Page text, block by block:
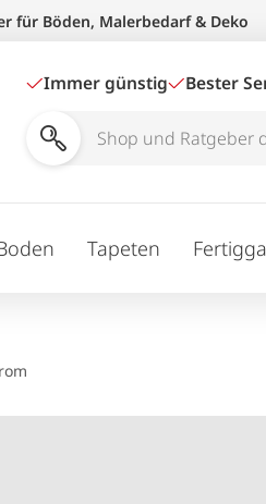
für Böden, Malerbedarf & Deko
Immer günstig Bester
Shop
durchsuchen
Tapeten